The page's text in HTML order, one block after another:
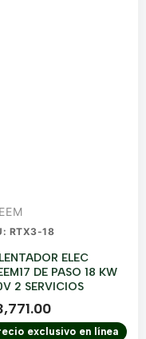
RTX3-18
ELEC
DE PASO 18 KW
2 SERVICIOS
exclusivo en línea